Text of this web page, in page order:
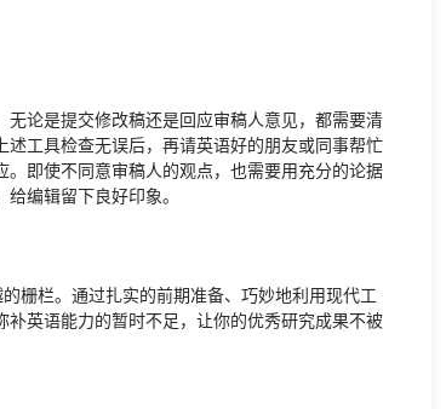
论是提交修改稿还是回应审稿人意见，都需要清
工具检查无误后，再请英语好的朋友或同事帮忙
即使不同意审稿人的观点，也需要用充分的论据
编辑留下良好印象。
栅栏。通过扎实的前期准备、巧妙地利用现代工
英语能力的暂时不足，让你的优秀研究成果不被